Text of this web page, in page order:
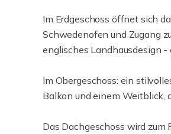
Im Erdgeschoss öffnet sich
Schwedenofen und Zugang
englisches Landhausdesign
Im Obergeschoss: ein
Balkon und einem Weitblick,
Das Dachgeschoss wird zum